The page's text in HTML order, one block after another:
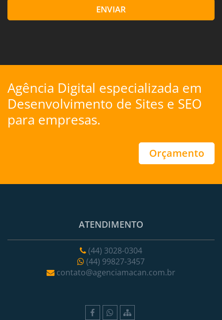
ENVIAR
Agência Digital especializada em
Desenvolvimento de Sites e SEO
para empresas.
Orçamento
ATENDIMENTO
(44) 3028-0304
(44) 99827-3457
contato@agenciamacan.com.br